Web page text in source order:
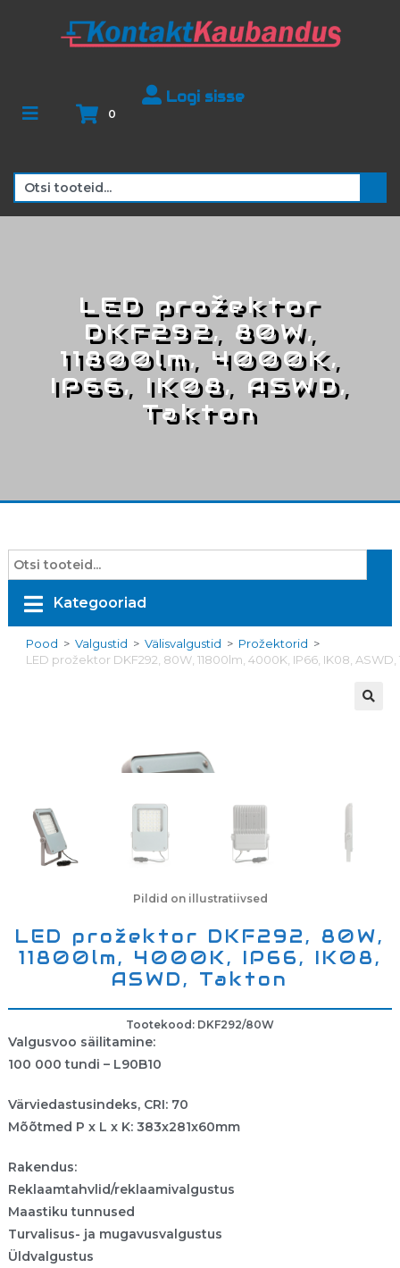
0
Logi sisse
LED prožektor
DKF292, 80W,
11800lm, 4000K,
IP66, IK08, ASWD,
Takton
Kategooriad
Pood > Valgustid > Välisvalgustid > Prožektorid >
LED prožektor DKF292, 80W, 11800lm, 4000K, IP66, IK08,
LED prožektor DKF292, 80W,
11800lm, 4000K, IP66, IK08,
ASWD, Takton
Tootekood: DKF292/80W
Valgusvoo säilitamine:
100 000 tundi – L90B10
Värviedastusindeks, CRI: 70
Mõõtmed P x L x K: 383x281x60mm
Rakendus:
Reklaamtahvlid/reklaamivalgustus
Maastiku tunnused
Turvalisus- ja mugavusvalgustus
Üldvalgustus
Pildid on illustratiivsed